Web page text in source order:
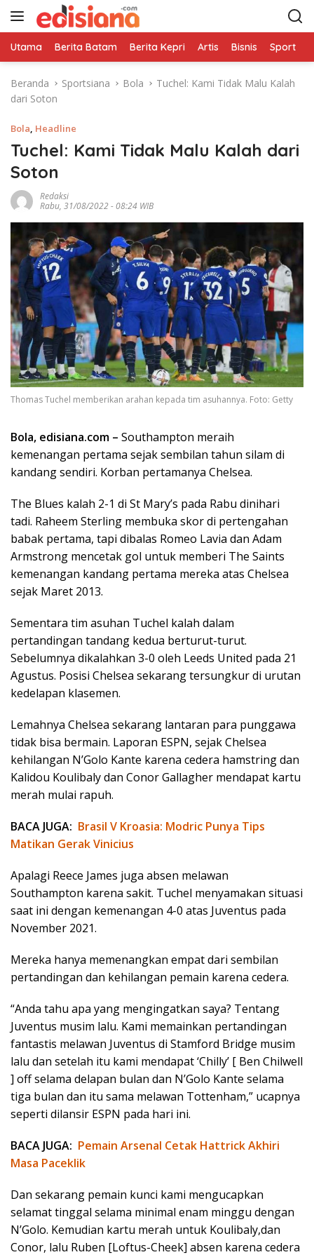
Utama Berita Batam Berita Kepri Artis Bisnis Sport
Beranda Sportsiana Bola
Tuchel: Kami Tidak Malu Kalah
dari Soton
Bola, Headline
Tuchel: Kami Tidak Malu Kalah dari
Soton
Redaksi
Rabu, 31/08/2022 - 08:24 WIB
Thomas Tuchel memberikan arahan kepada tim asuhannya. Foto: Getty
Bola, edisiana.com – Southampton meraih
kemenangan pertama sejak sembilan tahun silam di
kandang sendiri. Korban pertamanya Chelsea.
The Blues kalah 2-1 di St Mary’s pada Rabu dinihari
tadi. Raheem Sterling membuka skor di pertengahan
babak pertama, tapi dibalas Romeo Lavia dan Adam
Armstrong mencetak gol untuk memberi The Saints
kemenangan kandang pertama mereka atas Chelsea
sejak Maret 2013.
Sementara tim asuhan Tuchel kalah dalam
pertandingan tandang kedua berturut-turut.
Sebelumnya dikalahkan 3-0 oleh Leeds United pada 21
Agustus. Posisi Chelsea sekarang tersungkur di urutan
kedelapan klasemen.
Lemahnya Chelsea sekarang lantaran para punggawa
tidak bisa bermain. Laporan ESPN, sejak Chelsea
kehilangan N’Golo Kante karena cedera hamstring dan
Kalidou Koulibaly dan Conor Gallagher mendapat kartu
merah mulai rapuh.
BACA JUGA: Brasil V Kroasia: Modric Punya Tips
Matikan Gerak Vinicius
Apalagi Reece James juga absen melawan
Southampton karena sakit. Tuchel menyamakan situasi
saat ini dengan kemenangan 4-0 atas Juventus pada
November 2021.
Mereka hanya memenangkan empat dari sembilan
pertandingan dan kehilangan pemain karena cedera.
“Anda tahu apa yang mengingatkan saya? Tentang
Juventus musim lalu. Kami memainkan pertandingan
fantastis melawan Juventus di Stamford Bridge musim
lalu dan setelah itu kami mendapat ‘Chilly’ [ Ben Chilwell
] off selama delapan bulan dan N’Golo Kante selama
tiga bulan dan itu sama melawan Tottenham,” ucapnya
seperti dilansir ESPN pada hari ini.
BACA JUGA: Pemain Arsenal Cetak Hattrick Akhiri
Masa Paceklik
Dan sekarang pemain kunci kami mengucapkan
selamat tinggal selama minimal enam minggu dengan
N’Golo. Kemudian kartu merah untuk Koulibaly,dan
Conor, lalu Ruben [Loftus-Cheek] absen karena cedera